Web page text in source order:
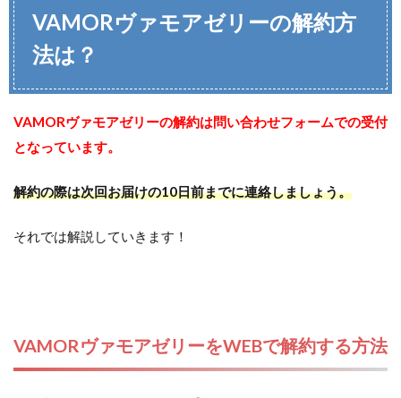
VAMORヴァモアゼリーの解約方
法は？
VAMORヴァモアゼリーの解約は問い合わせフォームでの受付
となっています。
解約の際は次回お届けの10日前までに連絡しましょう。
それでは解説していきます！
VAMORヴァモアゼリーをWEBで解約する方法